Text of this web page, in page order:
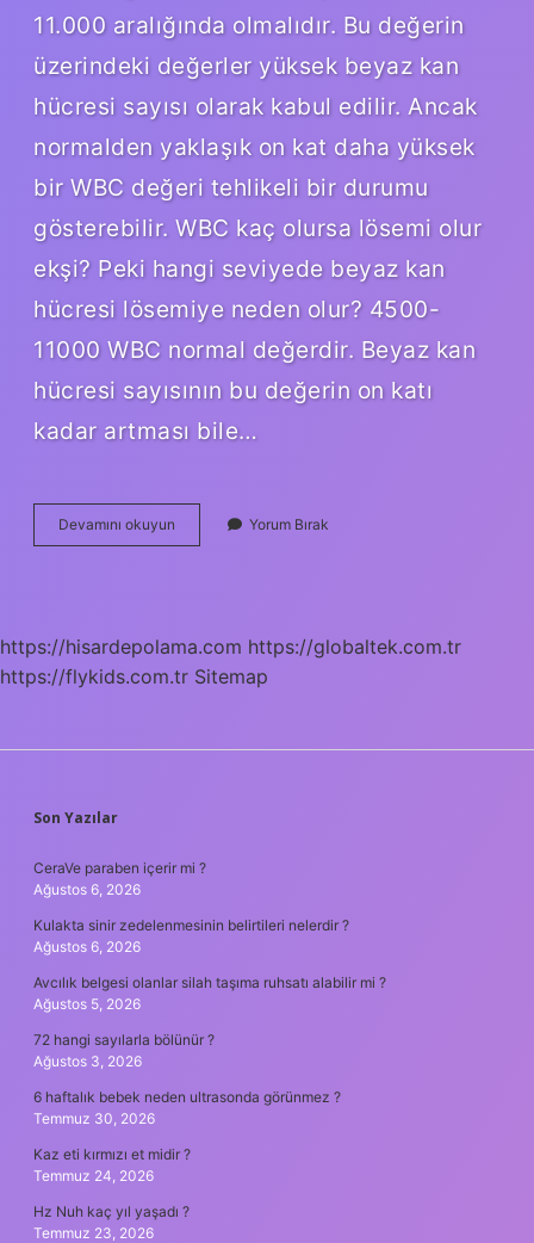
11.000 aralığında olmalıdır. Bu değerin
üzerindeki değerler yüksek beyaz kan
hücresi sayısı olarak kabul edilir. Ancak
normalden yaklaşık on kat daha yüksek
bir WBC değeri tehlikeli bir durumu
gösterebilir. WBC kaç olursa lösemi olur
ekşi? Peki hangi seviyede beyaz kan
hücresi lösemiye neden olur? 4500-
11000 WBC normal değerdir. Beyaz kan
hücresi sayısının bu değerin on katı
kadar artması bile…
Devamını okuyun Lösemide
Wbc
Yorum Bırak
https://hisardepolama.com https://globaltek.com.tr
https://flykids.com.tr Sitemap
SIDEBAR
Son Yazılar
CeraVe paraben içerir mi ?
Ağustos 6, 2026
Kulakta sinir zedelenmesinin belirtileri nelerdir ?
Ağustos 6, 2026
Avcılık belgesi olanlar silah taşıma ruhsatı alabilir mi ?
Ağustos 5, 2026
72 hangi sayılarla bölünür ?
Ağustos 3, 2026
6 haftalık bebek neden ultrasonda görünmez ?
Temmuz 30, 2026
Kaz eti kırmızı et midir ?
Temmuz 24, 2026
Hz Nuh kaç yıl yaşadı ?
Temmuz 23, 2026